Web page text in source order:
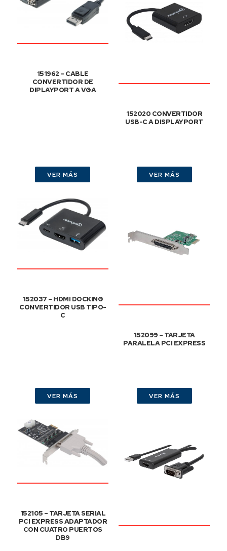
151962 – CABLE
CONVERTIDOR DE
DIPLAYPORT A VGA
VER MÁS
152020 CONVERTIDOR
USB-C A DISPLAYPORT
VER MÁS
152037 – HDMI DOCKING
CONVERTIDOR USB TIPO-
C
VER MÁS
152099 – TARJETA
PARALELA PCI EXPRESS
VER MÁS
152105 – TARJETA SERIAL
PCI EXPRESS ADAPTADOR
CON CUATRO PUERTOS
DB9